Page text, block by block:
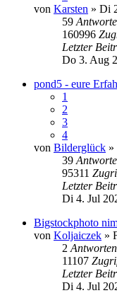
von Karsten » Di
59
160996
Letzter
Do 3. Aug
pond5 - eure
1
2
3
4
von Bilderglück »
39
95311
Letzter
Di 4. Jul
Bigstockphoto
von Koljaiczek »
2 Antworten
11107
Letzter
Di 4. Jul